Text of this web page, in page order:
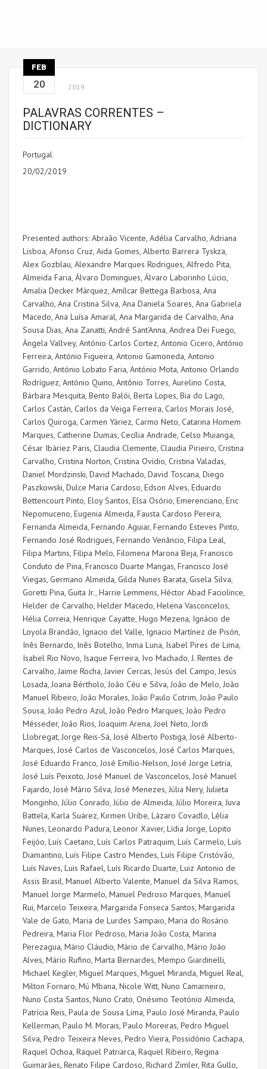
FEB
20 2019
PALAVRAS CORRENTES –
DICTIONARY
Portugal
20/02/2019
Presented authors: Abraão Vicente, Adélia Carvalho, Adriana
Lisboa, Afonso Cruz, Aida Gomes, Alberto Barrera Tyskza,
Alex Gozblau, Alexandre Marques Rodrigues, Alfredo Pita,
Almeida Faria, Álvaro Domingues, Álvaro Laborinho Lúcio,
Amalia Decker Márquez, Amílcar Bettega Barbosa, Ana
Carvalho, Ana Cristina Silva, Ana Daniela Soares, Ana Gabriela
Macedo, Ana Luísa Amaral, Ana Margarida de Carvalho, Ana
Sousa Dias, Ana Zanatti, André Sant’Anna, Andrea Dei Fuego,
Ángela Vallvey, António Carlos Cortez, Antonio Cicero, António
Ferreira, António Figueira, Antonio Gamoneda, Antonio
Garrido, António Lobato Faria, António Mota, Antonio Orlando
Rodríguez, António Quino, Antônio Torres, Aurelino Costa,
Bárbara Mesquita, Bento Balói, Berta Lopes, Bia do Lago,
Carlos Castán, Carlos da Veiga Ferreira, Carlos Morais José,
Carlos Quiroga, Carmen Yáriez, Carmo Neto, Catarina Homem
Marques, Catherine Dumas, Cecília Andrade, Celso Muianga,
César Ibáriez Paris, Claudia Clemente, Claudia Pirieiro, Cristina
Carvalho, Cristina Norton, Cristina Ovídio, Cristina Valadas,
Daniel Mordzinski, David Machado, David Toscana, Diego
Paszkowski, Dulce Maria Cardoso, Edson Alves, Eduardo
Bettencourt Pinto, Eloy Santos, Elsa Osório, Emerenciano, Eric
Nepomuceno, Eugenia Almeida, Fausta Cardoso Pereira,
Fernanda Almeida, Fernando Aguiar, Fernando Esteves Pinto,
Fernando José Rodrigues, Fernando Venâncio, Filipa Leal,
Filipa Martins, Filipa Melo, Filomena Marona Beja, Francisco
Conduto de Pina, Francisco Duarte Mangas, Francisco José
Viegas, Germano Almeida, Gilda Nunes Barata, Gisela Silva,
Goretti Pina, Guita Jr., Harrie Lemmens, Héctor Abad Faciolince,
Helder de Carvalho, Helder Macedo, Helena Vasconcelos,
Hélia Correia, Henrique Cayatte, Hugo Mezena, Ignácio de
Loyola Brandão, Ignacio del Valle, Ignacio Martínez de Pisón,
Inês Bernardo, Inês Botelho, Inma Luna, Isabel Pires de Lima,
Isabel Rio Novo, Isaque Ferreira, Ivo Machado, J. Rentes de
Carvalho, Jaime Rocha, Javier Cercas, Jesús del Campo, Jesús
Losada, Joana Bértholo, João Céu e Silva, João de Melo, João
Manuel Ribeiro, João Morales, João Paulo Cotrim, João Paulo
Sousa, João Pedro Azul, João Pedro Marques, João Pedro
Mésseder, João Rios, Joaquim Arena, Joel Neto, Jordi
Llobregat, Jorge Reis-Sá, José Alberto Postiga, José Alberto-
Marques, José Carlos de Vasconcelos, José Carlos Marques,
José Eduardo Franco, José Emílio-Nelson, José Jorge Letria,
José Luís Peixoto, José Manuel de Vasconcelos, José Manuel
Fajardo, José Mário Silva, José Menezes, Júlia Nery, Julieta
Monginho, Júlio Conrado, Júlio de Almeida, Júlio Moreira, Juva
Battela, Karla Suárez, Kirmen Uribe, Lázaro Covadlo, Lélia
Nunes, Leonardo Padura, Leonor Xavier, Lídia Jorge, Lopito
Feijóo, Luís Caetano, Luís Carlos Patraquim, Luís Carmelo, Luís
Diamantino, Luís Filipe Castro Mendes, Luís Filipe Cristóvão,
Luís Naves, Luis Rafael, Luís Ricardo Duarte, Luiz Antonio de
Assis Brasil, Manuel Alberto Valente, Manuel da Silva Ramos,
Manuel Jorge Marmelo, Manuel Pedroso Marques, Manuel
Rui, Marcelo Teixeira, Margarida Fonseca Santos, Margarida
Vale de Gato, Maria de Lurdes Sampaio, Maria do Rosário
Pedreira, Maria Flor Pedroso, Maria João Costa, Marina
Perezagua, Mário Cláudio, Mário de Carvalho, Mário João
Alves, Mário Rufino, Marta Bernardes, Mempo Giardinelli,
Michael Kegler, Miguel Marques, Miguel Miranda, Miguel Real,
Milton Fornaro, Mú Mbana, Nicole Witt, Nuno Camarneiro,
Nuno Costa Santos, Nuno Crato, Onésimo Teotónio Almeida,
Patrícia Reis, Paula de Sousa Lima, Paulo José Miranda, Paulo
Kellerman, Paulo M. Morais, Paulo Moreiras, Pedro Miguel
Silva, Pedro Teixeira Neves, Pedro Vieira, Possidónio Cachapa,
Raquel Ochoa, Raquel Patriarca, Raquel Ribeiro, Regina
Guimarães, Renato Filipe Cardoso, Richard Zimler, Rita Gullo,